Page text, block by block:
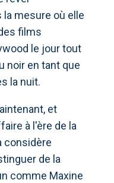
la mesure où elle
films
le jour tout
noir en tant que
la nuit.
et
à l'ère de la
considère
de la
comme Maxine